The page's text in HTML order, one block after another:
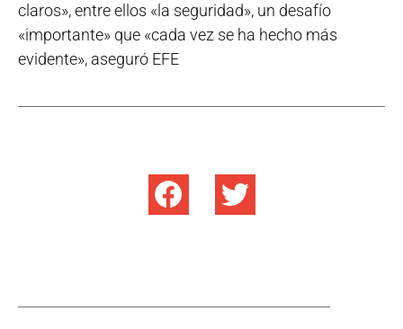
claros», entre ellos «la seguridad», un desafío
«importante» que «cada vez se ha hecho más
evidente», aseguró EFE